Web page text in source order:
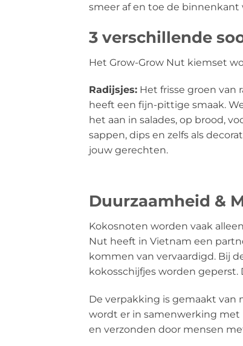
smeer af en toe de
3 verschillende
Het Grow-Grow Nut kiemset
Radijsjes: Het frisse groen van
heeft een fijn-pittige smaak.
het aan in salades, op brood,
sappen, dips en zelfs als
jouw gerechten.
Duurzaamheid &
Kokosnoten worden vaak
Nut heeft in Vietnam een
kommen van vervaardigd. Bij
kokosschijfjes worden
De verpakking is gemaakt van
wordt er in samenwerking met
en verzonden door mensen